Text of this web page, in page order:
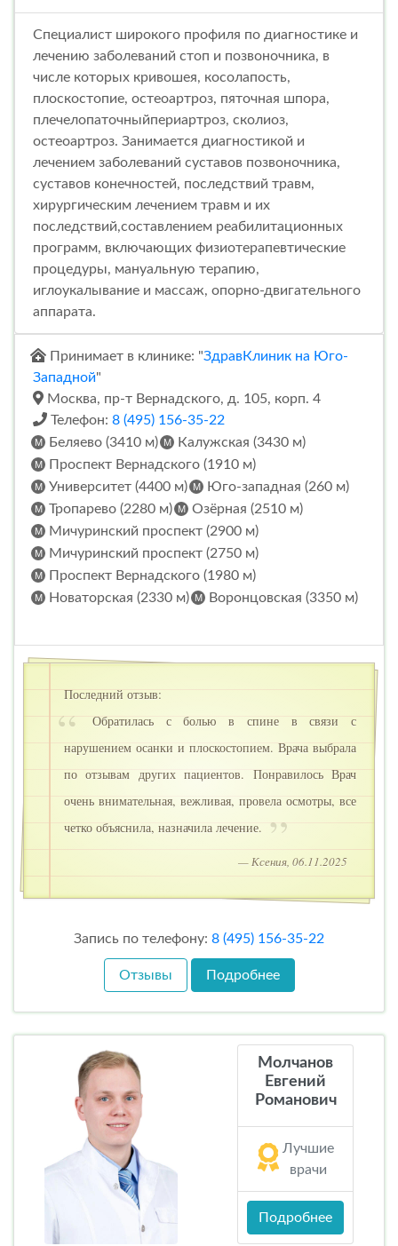
Специалист широкого профиля по диагностике и
лечению заболеваний стоп и позвоночника, в
числе которых кривошея, косолапость,
плоскостопие, остеоартроз, пяточная шпора,
плечелопаточныйпериартроз, сколиоз,
остеоартроз. Занимается диагностикой и
лечением заболеваний суставов позвоночника,
суставов конечностей, последствий травм,
хирургическим лечением травм и их
последствий,составлением реабилитационных
программ, включающих физиотерапевтические
процедуры, мануальную терапию,
иглоукалывание и массаж, опорно-двигательного
аппарата.
Принимает в клинике: "ЗдравКлиник на Юго-
Западной"
Москва, пр-т Вернадского, д. 105, корп. 4
Телефон: 8 (495) 156-35-22
Беляево (3410 м)
Калужская (3430 м)
Проспект Вернадского (1910 м)
Университет (4400 м)
Юго-западная (260 м)
Тропарево (2280 м)
Озёрная (2510 м)
Мичуринский проспект (2900 м)
Мичуринский проспект (2750 м)
Проспект Вернадского (1980 м)
Новаторская (2330 м)
Воронцовская (3350 м)
Последний отзыв:
Обратилась с болью в спине в связи с
нарушением осанки и плоскостопием. Врача выбрала
по отзывам других пациентов. Понравилось Врач
очень внимательная, вежливая, провела осмотры, все
четко объяснила, назначила лечение.
— Ксения, 06.11.2025
Запись по телефону: 8 (495) 156-35-22
Отзывы Подробнее
Молчанов
Евгений
Романович
Лучшие
врачи
Подробнее